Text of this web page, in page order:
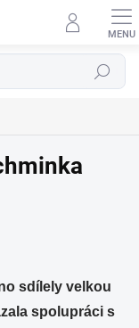
Hledat
sdílely velkou
spolupráci s